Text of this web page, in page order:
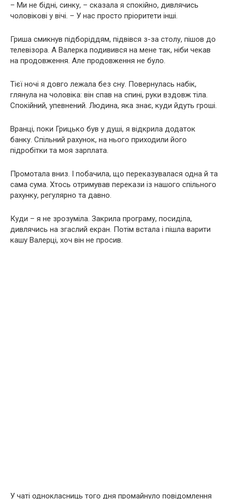
– Ми не бідні, синку, – сказала я спокійно, дивлячись
чоловікові у вічі. – У нас просто пріоритети інші.
Гриша смикнув підборіддям, підвівся з-за столу, пішов до
телевізора. А Валерка подивився на мене так, ніби чекав
на продовження. Але продовження не було.
Тієї ночі я довго лежала без сну. Повернулась набік,
глянула на чоловіка: він спав на спині, руки вздовж тіла.
Спокійний, упевнений. Людина, яка знає, куди йдуть гроші.
Вранці, поки Грицько був у душі, я відкрила додаток
банку. Спільний рахунок, на нього приходили його
підробітки та моя зарплата.
Промотала вниз. І побачила, що переказувалася одна й та
сама сума. Хтось отримував перекази із нашого спільного
рахунку, регулярно та давно.
Куди – я не зрозуміла. Закрила програму, посиділа,
дивлячись на згаслий екран. Потім встала і пішла варити
кашу Валерці, хоч він не просив.
У чаті однокласниць того дня промайнуло повідомлення